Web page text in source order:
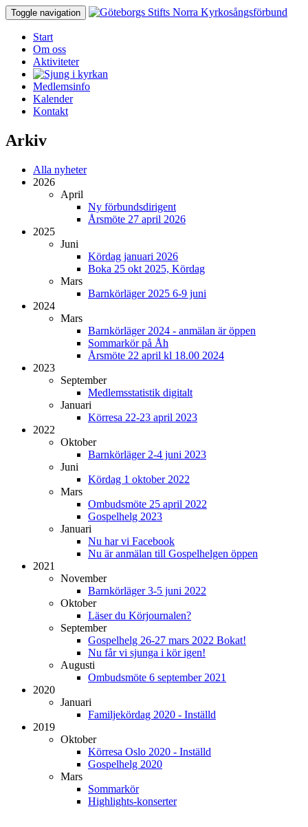
Toggle navigation
Start
Om oss
Aktiviteter
Medlemsinfo
Kalender
Kontakt
Arkiv
Alla nyheter
2026
April
Ny förbundsdirigent
Årsmöte 27 april 2026
2025
Juni
Kördag januari 2026
Boka 25 okt 2025, Kördag
Mars
Barnkörläger 2025 6-9 juni
2024
Mars
Barnkörläger 2024 - anmälan är öppen
Sommarkör på Åh
Årsmöte 22 april kl 18.00 2024
2023
September
Medlemsstatistik digitalt
Januari
Körresa 22-23 april 2023
2022
Oktober
Barnkörläger 2-4 juni 2023
Juni
Kördag 1 oktober 2022
Mars
Ombudsmöte 25 april 2022
Gospelhelg 2023
Januari
Nu har vi Facebook
Nu är anmälan till Gospelhelgen öppen
2021
November
Barnkörläger 3-5 juni 2022
Oktober
Läser du Körjournalen?
September
Gospelhelg 26-27 mars 2022 Bokat!
Nu får vi sjunga i kör igen!
Augusti
Ombudsmöte 6 september 2021
2020
Januari
Familjekördag 2020 - Inställd
2019
Oktober
Körresa Oslo 2020 - Inställd
Gospelhelg 2020
Mars
Sommarkör
Highlights-konserter